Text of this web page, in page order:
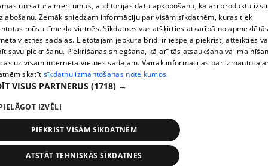
TV programma
Līguma noteikumi
360 Ziņu kontakti
Helio Media
Portāla palīdzības dienests: e-pasts -
All rights reserved.
un satura mērījumus, auditorijas datu apkopošanu, kā arī produktu
Zemāk sniedzam informāciju par visām sīkdatnēm, kuras tiek
mūsu tīmekļa vietnēs. Sīkdatnes var atšķirties atkarībā no
vietnes sadaļas. Lietotājam jebkurā brīdī ir iespēja piekrist, atteikties
savu piekrišanu. Piekrišanas sniegšana, kā arī tās atsaukšana vai
uz visām interneta vietnes sadaļām. Vairāk informācijas par
skatīt sīkdatņu izmantošanas noteikumos.
VISUS PARTNERUS (1718) →
IZVĒLI
PIEKRIST VISĀM SĪKDATNĒM
ATSTĀT TEHNISKĀS SĪKDATNES